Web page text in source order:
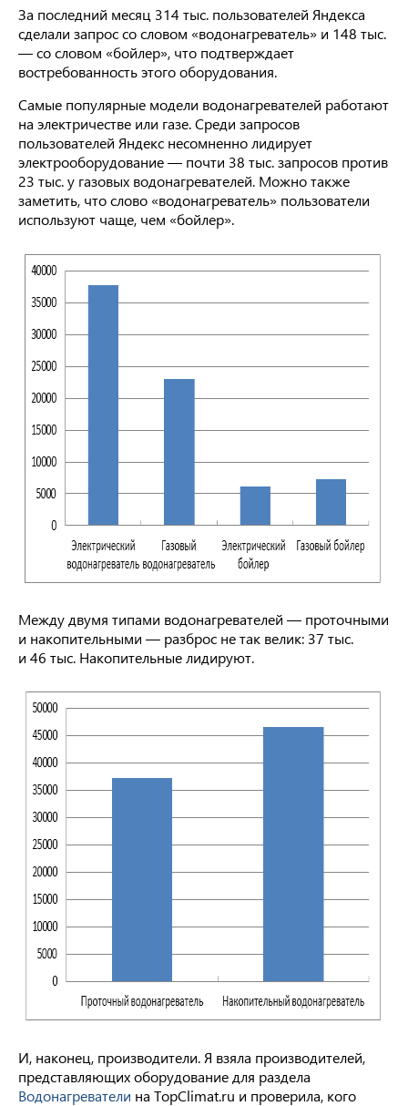
За последний месяц 314 тыс. пользователей Яндекса
сделали запрос со словом «водонагреватель» и 148 тыс.
— со словом «бойлер», что подтверждает
востребованность этого оборудования.
Самые популярные модели водонагревателей работают
на электричестве или газе. Среди запросов
пользователей Яндекс несомненно лидирует
электрооборудование — почти 38 тыс. запросов против
23 тыс. у газовых водонагревателей. Можно также
заметить, что слово «водонагреватель» пользователи
используют чаще, чем «бойлер».
Между двумя типами водонагревателей — проточными
и накопительными — разброс не так велик: 37 тыс.
и 46 тыс. Накопительные лидируют.
И, наконец, производители. Я взяла производителей,
представляющих оборудование для раздела
Водонагреватели на TopClimat.ru и проверила, кого